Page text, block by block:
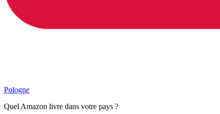
Pologne
Quel Amazon livre dans votre pays ?